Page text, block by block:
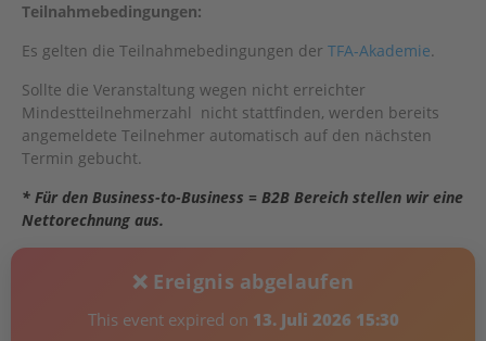
Teilnahmebedingungen:
Es gelten die Teilnahmebedingungen der TFA-Akademie.
Sollte die Veranstaltung wegen nicht erreichter
Mindestteilnehmerzahl nicht stattfinden, werden bereits
angemeldete Teilnehmer automatisch auf den nächsten
Termin gebucht.
* Für den Business-to-Business = B2B Bereich stellen wir eine
Nettorechnung aus.
❌ Ereignis abgelaufen
This event expired on 13. Juli 2026 15:30